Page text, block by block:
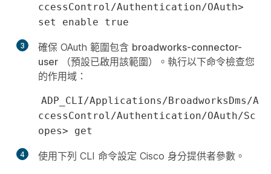
ccessControl/Authentication/OAuth>
set enable true
3 確保 OAuth 範圍包含 broadworks-connector-
user （預設已啟用該範圍）。執行以下命令檢查您
的作用域：
ADP_CLI/Applications/BroadworksDms/A
ccessControl/Authentication/OAuth/Sc
opes> get
4 使用下列 CLI 命令設定 Cisco 身分提供者參數。